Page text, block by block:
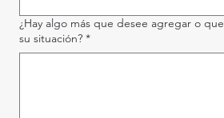
¿Hay algo más que desee agregar o
su situación? *